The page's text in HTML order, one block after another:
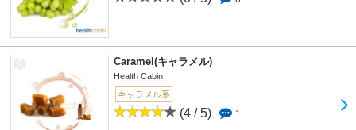
Caramel(キャラメル)
Health Cabin
キャラメル系
(4 / 5) 1